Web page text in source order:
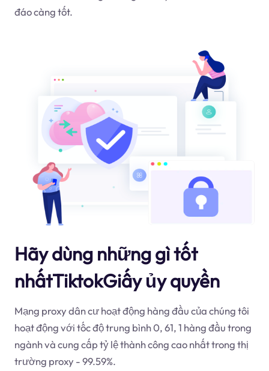
đáo càng tốt.
Hãy dùng những gì tốt
nhấtTiktokGiấy ủy quyền
Mạng proxy dân cư hoạt động hàng đầu của chúng tôi
hoạt động với tốc độ trung bình 0, 61, 1 hàng đầu trong
ngành và cung cấp tỷ lệ thành công cao nhất trong thị
trường proxy - 99.59%.